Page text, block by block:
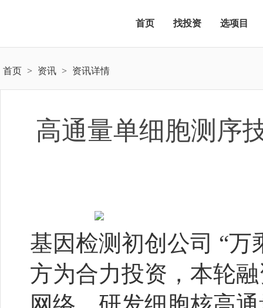
首页 找投资 选项目
首页 > 资讯 > 资讯详情
高通量单细胞测序
基因检测初创公司 “万
方为合力投资，本轮